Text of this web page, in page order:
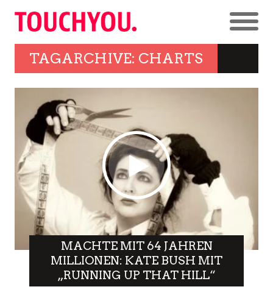
TAGARCHIVE: CHARTS
MACHTE MIT 64 JAHREN
MILLIONEN: KATE BUSH MIT
„RUNNING UP THAT HILL“